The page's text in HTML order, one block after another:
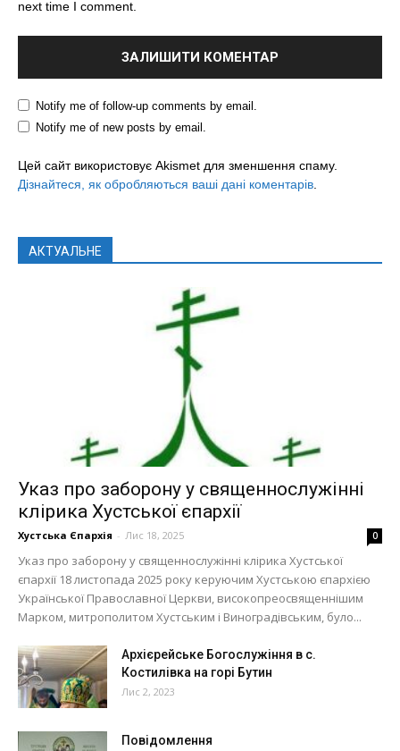
next time I comment.
Notify me of follow-up comments by email.
Notify me of new posts by email.
Цей сайт використовує Akismet для зменшення спаму.
Дізнайтеся, як обробляються ваші дані коментарів
АКТУАЛЬНЕ
Указ про заборону у священнослужінні
клірика Хустської єпархії
Хустська Єпархія - Лис 18, 2025 0
Указ про заборону у священнослужінні клірика Хустської
єпархії 18 листопада 2025 року керуючим Хустською єпархією
Української Православної Церкви, високопреосвященнішим
Марком, митрополитом Хустським і Виноградівським, було...
Архієрейське Богослужіння в с.
Костилівка на горі Бутин
Лис 2, 2023
Повідомлення